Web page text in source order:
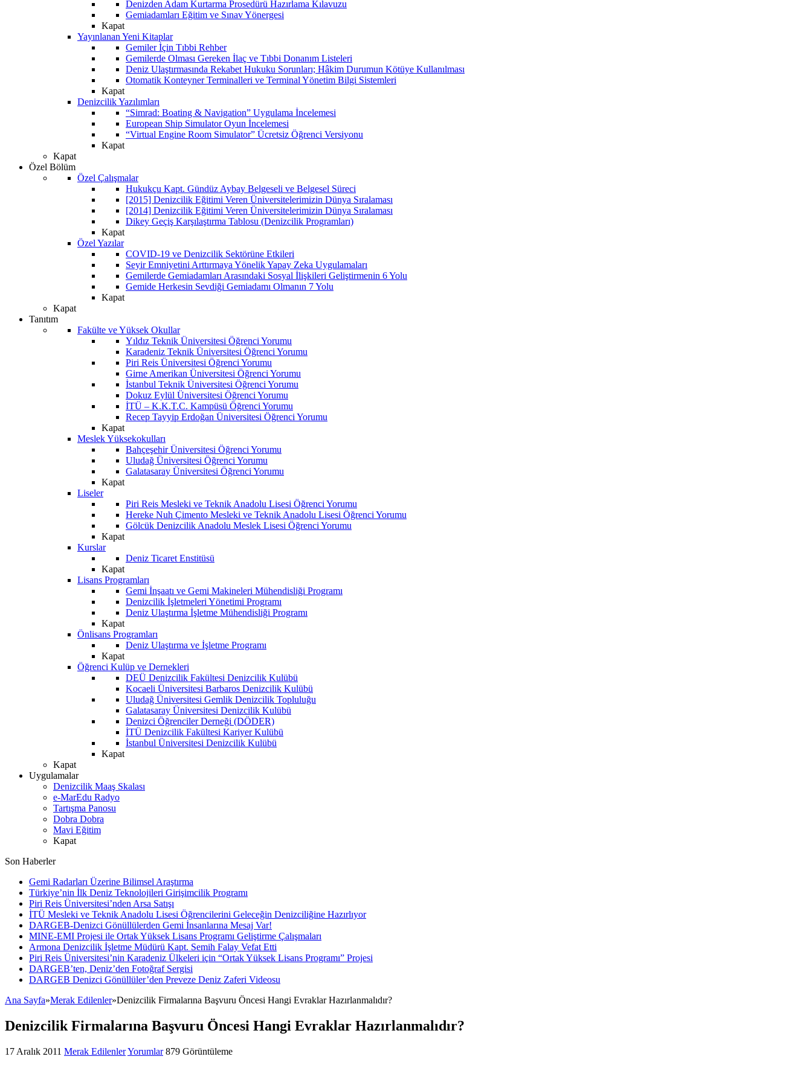
Denizden Adam Kurtarma Prosedürü Hazırlama Kılavuzu
Gemiadamları Eğitim ve Sınav Yönergesi
Kapat
Yayınlanan Yeni Kitaplar
Gemiler İçin Tıbbi Rehber
Gemilerde Olması Gereken İlaç ve Tıbbi Donanım Listeleri
Deniz Ulaştırmasında Rekabet Hukuku Sorunları; Hâkim Durumun Kötüye Kullanılması
Otomatik Konteyner Terminalleri ve Terminal Yönetim Bilgi Sistemleri
Kapat
Denizcilik Yazılımları
“Simrad: Boating & Navigation” Uygulama İncelemesi
European Ship Simulator Oyun İncelemesi
“Virtual Engine Room Simulator” Ücretsiz Öğrenci Versiyonu
Kapat
Kapat
Özel Bölüm
Özel Çalışmalar
Hukukçu Kapt. Gündüz Aybay Belgeseli ve Belgesel Süreci
[2015] Denizcilik Eğitimi Veren Üniversitelerimizin Dünya Sıralaması
[2014] Denizcilik Eğitimi Veren Üniversitelerimizin Dünya Sıralaması
Dikey Geçiş Karşılaştırma Tablosu (Denizcilik Programları)
Kapat
Özel Yazılar
COVID-19 ve Denizcilik Sektörüne Etkileri
Seyir Emniyetini Arttırmaya Yönelik Yapay Zeka Uygulamaları
Gemilerde Gemiadamları Arasındaki Sosyal İlişkileri Geliştirmenin 6 Yolu
Gemide Herkesin Sevdiği Gemiadamı Olmanın 7 Yolu
Kapat
Kapat
Tanıtım
Fakülte ve Yüksek Okullar
Yıldız Teknik Üniversitesi Öğrenci Yorumu
Karadeniz Teknik Üniversitesi Öğrenci Yorumu
Piri Reis Üniversitesi Öğrenci Yorumu
Girne Amerikan Üniversitesi Öğrenci Yorumu
İstanbul Teknik Üniversitesi Öğrenci Yorumu
Dokuz Eylül Üniversitesi Öğrenci Yorumu
İTÜ – K.K.T.C. Kampüsü Öğrenci Yorumu
Recep Tayyip Erdoğan Üniversitesi Öğrenci Yorumu
Kapat
Meslek Yüksekokulları
Bahçeşehir Üniversitesi Öğrenci Yorumu
Uludağ Üniversitesi Öğrenci Yorumu
Galatasaray Üniversitesi Öğrenci Yorumu
Kapat
Liseler
Piri Reis Mesleki ve Teknik Anadolu Lisesi Öğrenci Yorumu
Hereke Nuh Çimento Mesleki ve Teknik Anadolu Lisesi Öğrenci Yorumu
Gölcük Denizcilik Anadolu Meslek Lisesi Öğrenci Yorumu
Kapat
Kurslar
Deniz Ticaret Enstitüsü
Kapat
Lisans Programları
Gemi İnşaatı ve Gemi Makineleri Mühendisliği Programı
Denizcilik İşletmeleri Yönetimi Programı
Deniz Ulaştırma İşletme Mühendisliği Programı
Kapat
Önlisans Programları
Deniz Ulaştırma ve İşletme Programı
Kapat
Öğrenci Kulüp ve Dernekleri
DEÜ Denizcilik Fakültesi Denizcilik Kulübü
Kocaeli Üniversitesi Barbaros Denizcilik Kulübü
Uludağ Üniversitesi Gemlik Denizcilik Topluluğu
Galatasaray Üniversitesi Denizcilik Kulübü
Denizci Öğrenciler Derneği (DÖDER)
İTÜ Denizcilik Fakültesi Kariyer Kulübü
İstanbul Üniversitesi Denizcilik Kulübü
Kapat
Kapat
Uygulamalar
Denizcilik Maaş Skalası
e-MarEdu Radyo
Tartışma Panosu
Dobra Dobra
Mavi Eğitim
Kapat
Son Haberler
Gemi Radarları Üzerine Bilimsel Araştırma
Türkiye’nin İlk Deniz Teknolojileri Girişimcilik Programı
Piri Reis Üniversitesi’nden Arsa Satışı
İTÜ Mesleki ve Teknik Anadolu Lisesi Öğrencilerini Geleceğin Denizciliğine Hazırlıyor
DARGEB-Denizci Gönüllülerden Gemi İnsanlarına Mesaj Var!
MINE-EMI Projesi ile Ortak Yüksek Lisans Programı Geliştirme Çalışmaları
Armona Denizcilik İşletme Müdürü Kapt. Semih Falay Vefat Etti
Piri Reis Üniversitesi’nin Karadeniz Ülkeleri için “Ortak Yüksek Lisans Programı” Projesi
DARGEB’ten, Deniz’den Fotoğraf Sergisi
DARGEB Denizci Gönüllüler’den Preveze Deniz Zaferi Videosu
Ana Sayfa»Merak Edilenler»Denizcilik Firmalarına Başvuru Öncesi Hangi Evraklar Hazırlanmalıdır?
Denizcilik Firmalarına Başvuru Öncesi Hangi Evraklar Hazırlanmalıdır?
17 Aralık 2011 Merak EdilenlerYorumlar 879 Görüntüleme